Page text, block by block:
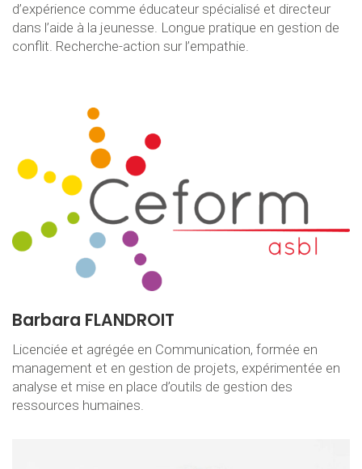
d’expérience comme éducateur spécialisé et directeur
dans l’aide à la jeunesse. Longue pratique en gestion de
conflit. Recherche-action sur l’empathie.
Barbara FLANDROIT
Licenciée et agrégée en Communication, formée en
management et en gestion de projets, expérimentée en
analyse et mise en place d’outils de gestion des
ressources humaines.